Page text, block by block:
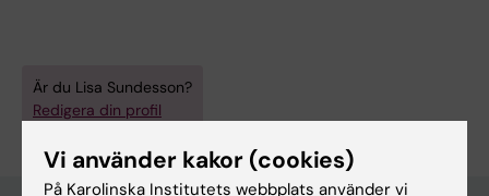
Är du Lisa Sundesson?
Redigera din profil
Vi använder kakor (cookies)
På Karolinska Institutets webbplats använder vi